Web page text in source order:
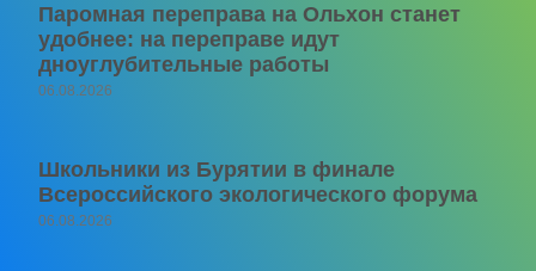
Паромная переправа на Ольхон станет
удобнее: на переправе идут
дноуглубительные работы
06.08.2026
Школьники из Бурятии в финале
Всероссийского экологического форума
06.08.2026